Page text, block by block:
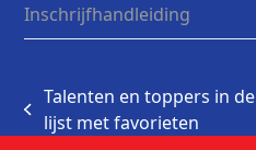
Inschrijfhandleiding
previous
Talenten en toppers in de
lijst met favorieten